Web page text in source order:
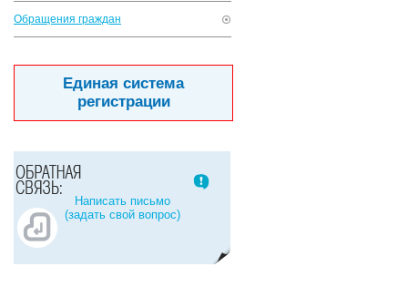
Обращения граждан
Единая система
регистрации
Написать письмо
(задать свой вопрос)